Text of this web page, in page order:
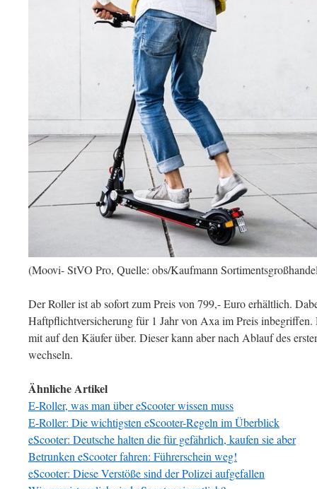
(Moovi- StVO Pro, Quelle: obs/Kaufmann
Der Roller ist ab sofort zum Preis von 799,- Euro erhältlich.
Haftpflichtversicherung für 1 Jahr von Axa im Preis
mit auf den Käufer über. Dieser kann aber nach Ablauf des
wechseln.
Ähnliche Artikel
E-Roller, was man über eScooter wissen muss
E-Roller: Die wichtigsten eScooter-Regeln im Überblick
eScooter: Deutsche halten die für gefährlich, kaufen sie aber
Betrunken eScooter fahren: Führerschein weg!
eScooter: Diese Verstöße sind der Polizei aufgefallen